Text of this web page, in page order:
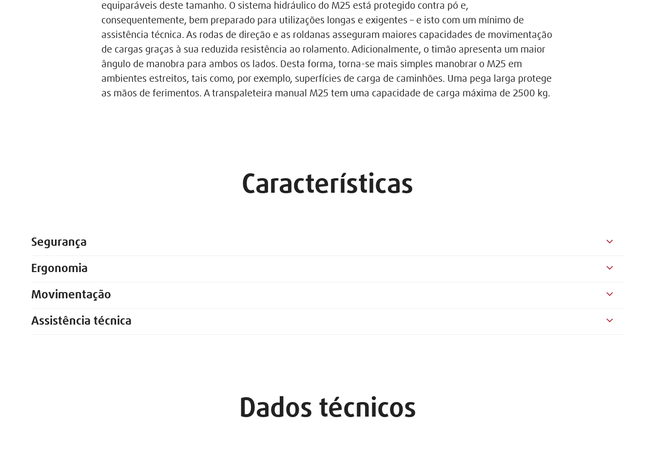
equiparáveis deste tamanho. O sistema hidráulico do M25 está protegido contra pó e,
consequentemente, bem preparado para utilizações longas e exigentes – e isto com um mínimo de
assistência técnica. As rodas de direção e as roldanas asseguram maiores capacidades de movimentação
de cargas graças à sua reduzida resistência ao rolamento. Adicionalmente, o timão apresenta um maior
ângulo de manobra para ambos os lados. Desta forma, torna-se mais simples manobrar o M25 em
ambientes estreitos, tais como, por exemplo, superfícies de carga de caminhões. Uma pega larga protege
as mãos de ferimentos. A transpaleteira manual M25 tem uma capacidade de carga máxima de 2500 kg.
Características
Segurança
Ergonomia
Movimentação
Assistência técnica
Dados técnicos